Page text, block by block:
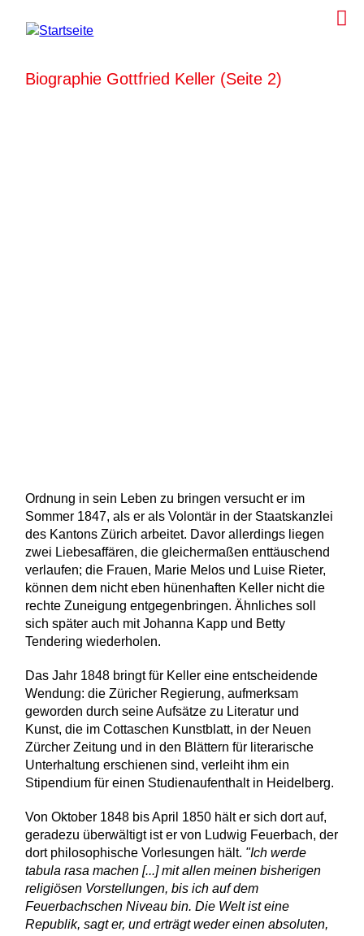
Biographie Gottfried Keller (Seite 2)
Ordnung in sein Leben zu bringen versucht er im
Sommer 1847, als er als Volontär in der Staatskanzlei
des Kantons Zürich arbeitet. Davor allerdings liegen
zwei Liebesaffären, die gleichermaßen enttäuschend
verlaufen; die Frauen, Marie Melos und Luise Rieter,
können dem nicht eben hünenhaften Keller nicht die
rechte Zuneigung entgegenbringen. Ähnliches soll
sich später auch mit Johanna Kapp und Betty
Tendering wiederholen.
Das Jahr 1848 bringt für Keller eine entscheidende
Wendung: die Züricher Regierung, aufmerksam
geworden durch seine Aufsätze zu Literatur und
Kunst, die im Cottaschen Kunstblatt, in der Neuen
Zürcher Zeitung und in den Blättern für literarische
Unterhaltung erschienen sind, verleiht ihm ein
Stipendium für einen Studienaufenthalt in Heidelberg.
Von Oktober 1848 bis April 1850 hält er sich dort auf,
geradezu überwältigt ist er von Ludwig Feuerbach, der
dort philosophische Vorlesungen hält. "Ich werde
tabula rasa machen [...] mit allen meinen bisherigen
religiösen Vorstellungen, bis ich auf dem
Feuerbachschen Niveau bin. Die Welt ist eine
Republik, sagt er, und erträgt weder einen absoluten,